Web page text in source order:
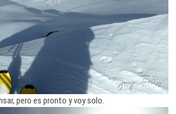
pero es pronto y voy solo.